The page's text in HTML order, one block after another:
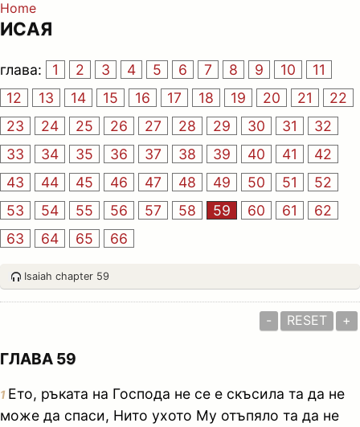
Home
ИСАЯ
глава: 1 2 3 4 5 6 7 8 9 10
11
12
13 14 15 16 17 18 19 20 21
22
23
24 25 26 27 28 29 30 31
32
33
34 35 36 37 38 39 40 41
42
43
44 45 46 47 48 49 50 51
52
53
54 55 56 57 58 59 60 61
62
63
64 65 66
Isaiah chapter 59
- RESET +
ГЛАВА 59
1 Ето, ръката на Господа не се е скъсила та да не
може да спаси, Нито ухото Му отъпяло та да не